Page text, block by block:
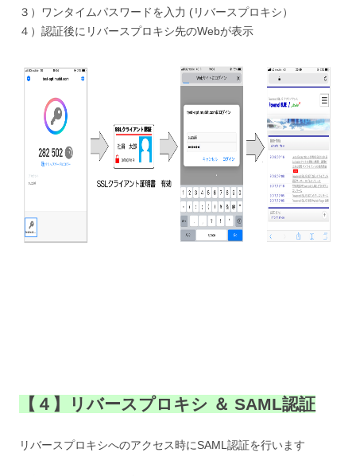
３）ワンタイムパスワードを入力 (リバースプロキシ）
４）認証後にリバースプロキシ先のWebが表示
【４】リバースプロキシ ＆ SAML認証
リバースプロキシへのアクセス時にSAML認証を行います